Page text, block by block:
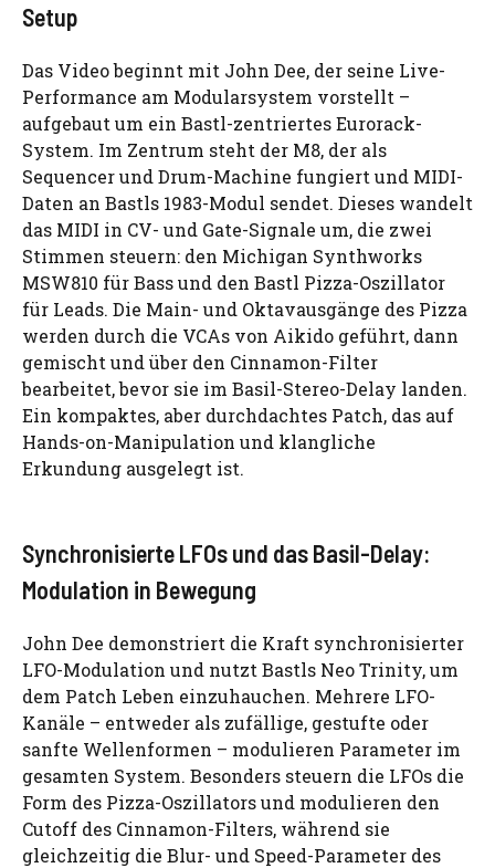
Setup
Das Video beginnt mit John Dee, der seine Live-
Performance am Modularsystem vorstellt –
aufgebaut um ein Bastl-zentriertes Eurorack-
System. Im Zentrum steht der M8, der als
Sequencer und Drum-Machine fungiert und MIDI-
Daten an Bastls 1983-Modul sendet. Dieses wandelt
das MIDI in CV- und Gate-Signale um, die zwei
Stimmen steuern: den Michigan Synthworks
MSW810 für Bass und den Bastl Pizza-Oszillator
für Leads. Die Main- und Oktavausgänge des Pizza
werden durch die VCAs von Aikido geführt, dann
gemischt und über den Cinnamon-Filter
bearbeitet, bevor sie im Basil-Stereo-Delay landen.
Ein kompaktes, aber durchdachtes Patch, das auf
Hands-on-Manipulation und klangliche
Erkundung ausgelegt ist.
Synchronisierte LFOs und das Basil-Delay:
Modulation in Bewegung
John Dee demonstriert die Kraft synchronisierter
LFO-Modulation und nutzt Bastls Neo Trinity, um
dem Patch Leben einzuhauchen. Mehrere LFO-
Kanäle – entweder als zufällige, gestufte oder
sanfte Wellenformen – modulieren Parameter im
gesamten System. Besonders steuern die LFOs die
Form des Pizza-Oszillators und modulieren den
Cutoff des Cinnamon-Filters, während sie
gleichzeitig die Blur- und Speed-Parameter des